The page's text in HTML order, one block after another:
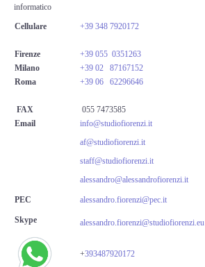
Digital Intelligence OSINT
Indagini su computer
Bonifiche Digitali
Forensics Readiness
Incident Response
informatico
Cellulare
+39 348 7920172
Firenze +39 055 0351263
Milano
+39 02 87167152
Roma
+39 06 62296646
FAX
055 7473585
Email
info@studiofiorenzi.it
af@studiofiorenzi.it
staff@studiofiorenzi.it
alessandro@alessandrofiorenzi.it
PEC alessandro.fiorenzi@pec.it
Skype alessandro.fiorenzi@studiofiorenzi.eu
+393487920172